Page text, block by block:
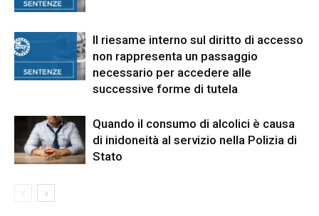
Il riesame interno sul diritto di accesso
non rappresenta un passaggio
necessario per accedere alle
successive forme di tutela
Quando il consumo di alcolici è causa
di inidoneità al servizio nella Polizia di
Stato